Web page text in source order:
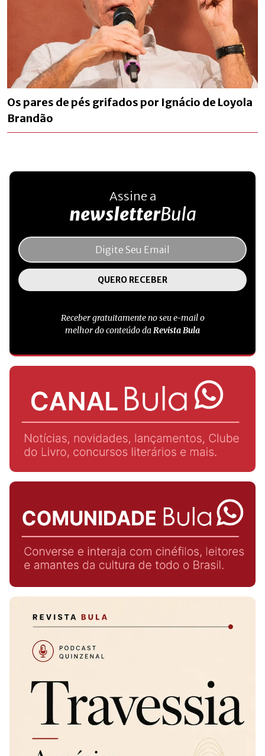
Os pares de pés grifados por Ignácio de Loyola
Brandão
Assine a
newsletterBula
Receber gratuitamente no seu e-mail o
melhor do conteúdo daRevista Bula